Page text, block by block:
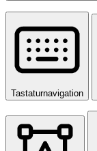
Tastaturnavigation